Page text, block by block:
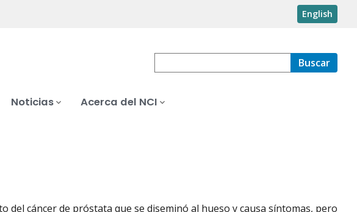
English
Buscar
Noticias Acerca del NCI
del cáncer de próstata que se diseminó al hueso y causa síntomas, pero